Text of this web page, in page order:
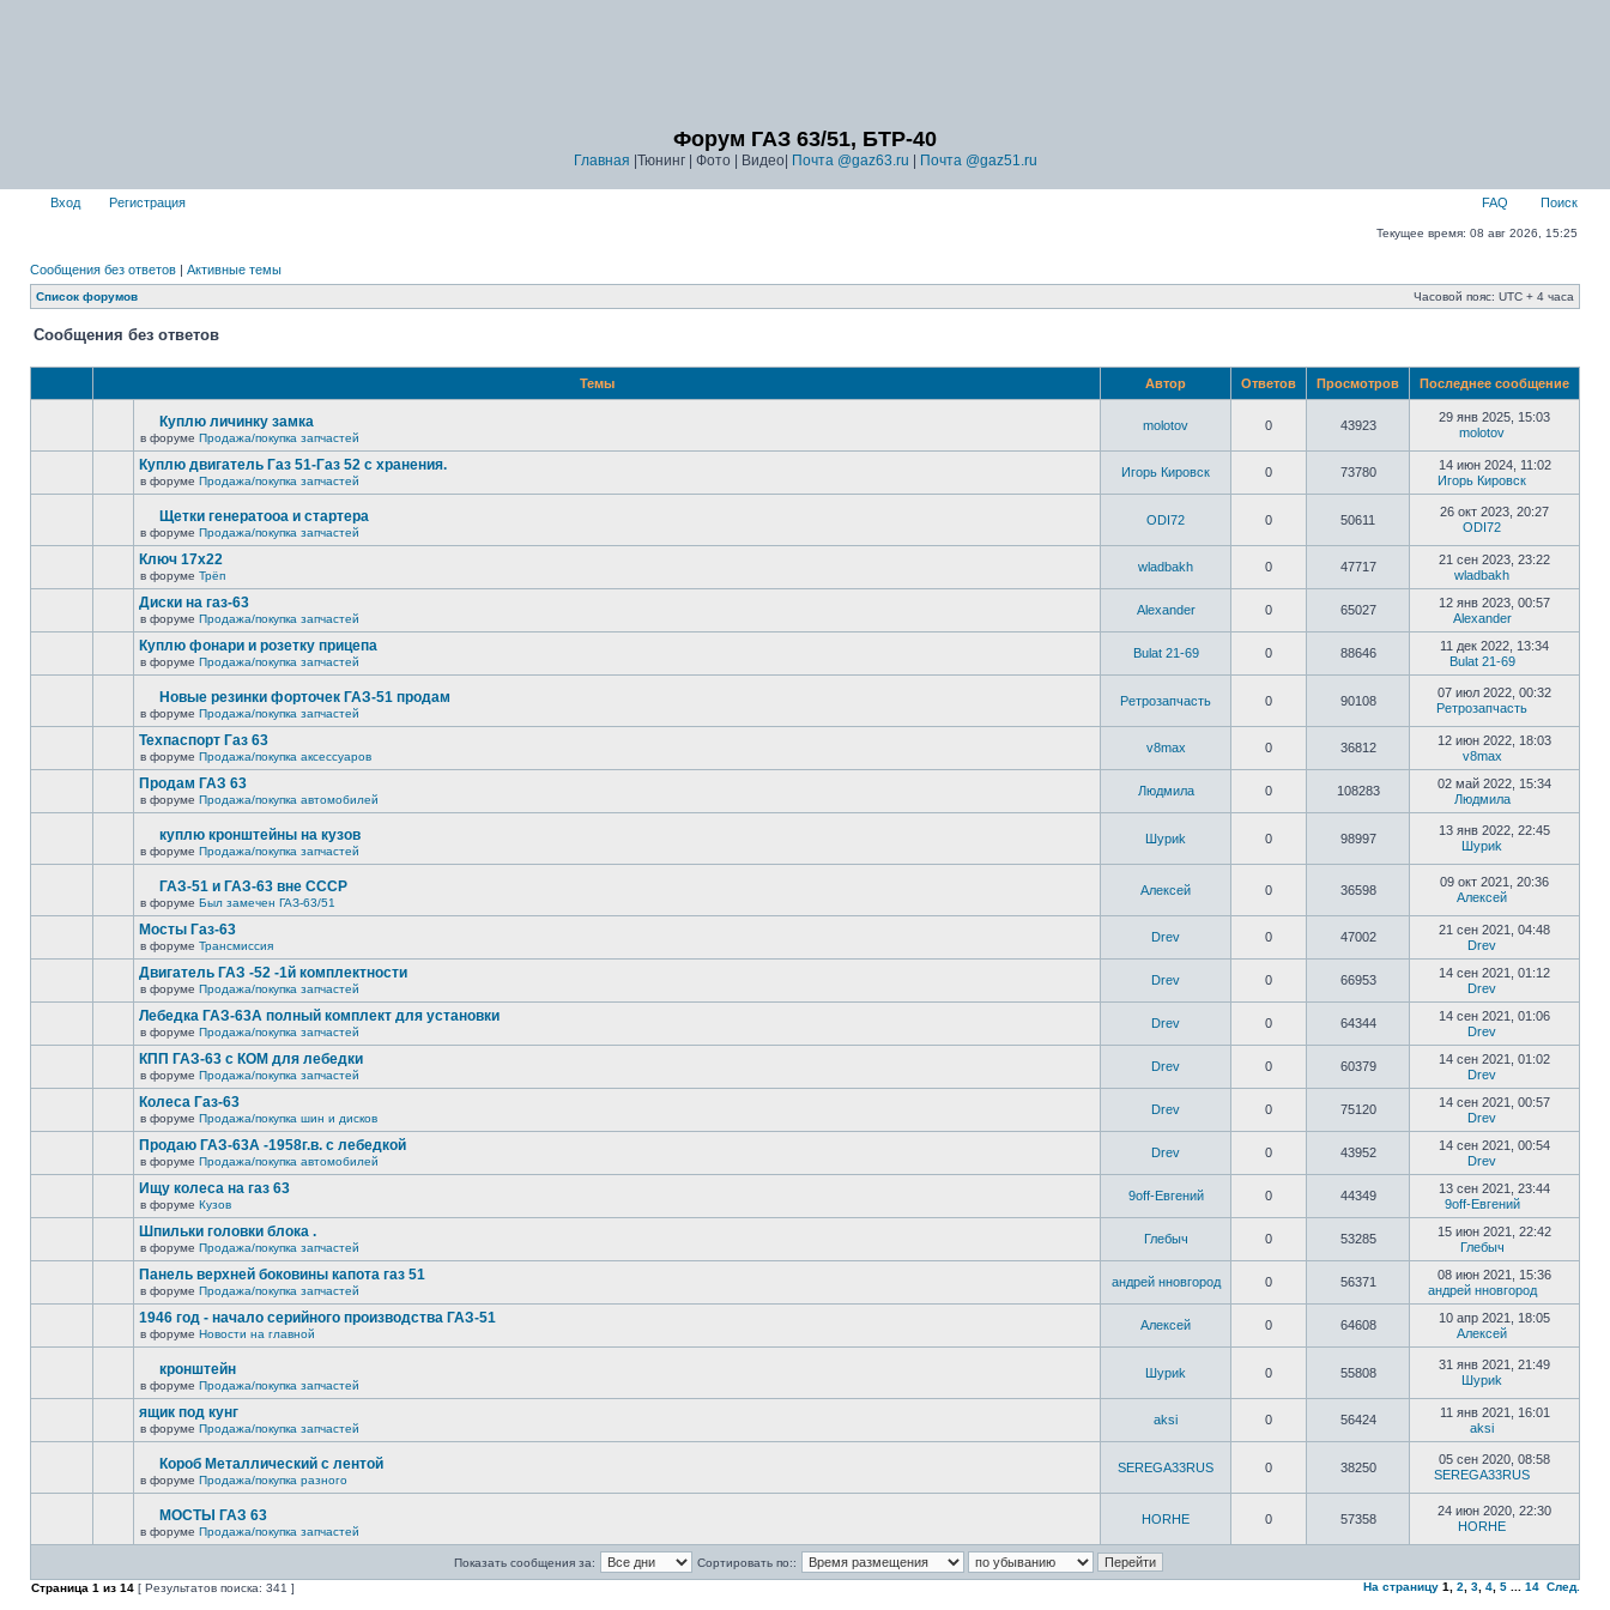
Форум ГАЗ 63/51, БТР-40
Главная |Тюнинг | Фото | Видео| Почта @gaz63.ru Почта @gaz51.ru
Вход Регистрация FAQ Поиск
Текущее время: 08 авг 2026, 15:25
Сообщения без ответов | Активные темы
Список форумов Часовой пояс: UTC + 4 часа
Сообщения без ответов
Темы Автор Ответов Просмотров Последнее сообщение
Куплю личинку замка
в форуме Продажа/покупка запчастей
molotov 0 43923
29 янв 2025, 15:03
molotov
Куплю двигатель Газ 51-Газ 52 с хранения.
в форуме Продажа/покупка запчастей
Игорь Кировск 0 73780
14 июн 2024, 11:02
Игорь Кировск
Щетки генератооа и стартера
в форуме Продажа/покупка запчастей
ODI72 0 50611
26 окт 2023, 20:27
ODI72
Ключ 17х22
в форуме Трёп
wladbakh 0 47717
21 сен 2023, 23:22
wladbakh
Диски на газ-63
в форуме Продажа/покупка запчастей
Alexander 0 65027
12 янв 2023, 00:57
Alexander
Куплю фонари и розетку прицепа
в форуме Продажа/покупка запчастей
Bulat 21-69 0 88646
11 дек 2022, 13:34
Bulat 21-69
Новые резинки форточек ГАЗ-51 продам
в форуме Продажа/покупка запчастей
Ретрозапчасть 0 90108
07 июл 2022, 00:32
Ретрозапчасть
Техпаспорт Газ 63
в форуме Продажа/покупка аксессуаров
v8max 0 36812
12 июн 2022, 18:03
v8max
Продам ГАЗ 63
в форуме Продажа/покупка автомобилей
Людмила 0 108283
02 май 2022, 15:34
Людмила
куплю кронштейны на кузов
в форуме Продажа/покупка запчастей
Шyриk 0 98997
13 янв 2022, 22:45
Шyриk
ГАЗ-51 и ГАЗ-63 вне СССР
в форуме Был замечен ГАЗ-63/51
Алексей 0 36598
09 окт 2021, 20:36
Алексей
Мосты Газ-63
в форуме Трансмиссия
Drev 0 47002
21 сен 2021, 04:48
Drev
Двигатель ГАЗ -52 -1й комплектности
в форуме Продажа/покупка запчастей
Drev 0 66953
14 сен 2021, 01:12
Drev
Лебедка ГАЗ-63А полный комплект для установки
в форуме Продажа/покупка запчастей
Drev 0 64344
14 сен 2021, 01:06
Drev
КПП ГАЗ-63 с КОМ для лебедки
в форуме Продажа/покупка запчастей
Drev 0 60379
14 сен 2021, 01:02
Drev
Колеса Газ-63
в форуме Продажа/покупка шин и дисков
Drev 0 75120
14 сен 2021, 00:57
Drev
Продаю ГАЗ-63А -1958г.в. с лебедкой
в форуме Продажа/покупка автомобилей
Drev 0 43952
14 сен 2021, 00:54
Drev
Ищу колеса на газ 63
в форуме Кузов
9off-Евгений 0 44349
13 сен 2021, 23:44
9off-Евгений
Шпильки головки блока .
в форуме Продажа/покупка запчастей
Глебыч 0 53285
15 июн 2021, 22:42
Глебыч
Панель верхней боковины капота газ 51
в форуме Продажа/покупка запчастей
андрей нновгород 0 56371
08 июн 2021, 15:36
андрей нновгород
1946 год - начало серийного производства ГАЗ-51
в форуме Новости на главной
Алексей 0 64608
10 апр 2021, 18:05
Алексей
кронштейн
в форуме Продажа/покупка запчастей
Шyриk 0 55808
31 янв 2021, 21:49
Шyриk
ящик под кунг
в форуме Продажа/покупка запчастей
aksi 0 56424
11 янв 2021, 16:01
aksi
Короб Металлический с лентой
в форуме Продажа/покупка разного
SEREGA33RUS 0 38250
05 сен 2020, 08:58
SEREGA33RUS
МОСТЫ ГАЗ 63
в форуме Продажа/покупка запчастей
HORHE 0 57358
24 июн 2020, 22:30
HORHE
Показать сообщения за:
Сортировать по::
Страница 1 из 14 [ Результатов поиска: 341 ] На страницу 1 2 3 4 5 14 След.